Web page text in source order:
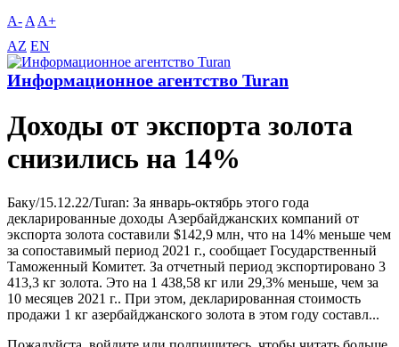
A- A A+
AZ EN
Информационное агентство Turan
Доходы от экспорта золота
снизились на 14%
Баку/15.12.22/Turan: За январь-октябрь этого года
декларированные доходы Азербайджанских компаний от
экспорта золота составили $142,9 млн, что на 14% меньше чем
за сопоставимый период 2021 г., сообщает Государственный
Таможенный Комитет. За отчетный период экспортировано 3
413,3 кг золота. Это на 1 438,58 кг или 29,3% меньше, чем за
10 месяцев 2021 г.. При этом, декларированная стоимость
продажи 1 кг азербайджанского золота в этом году составл...